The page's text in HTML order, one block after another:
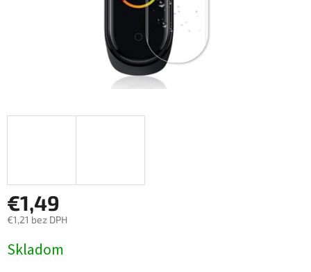
€1,49
€1,21 bez DPH
cena:
Skladom